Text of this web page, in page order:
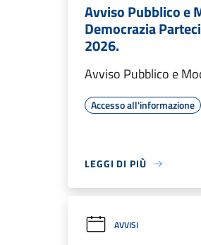
Avviso Pubblico e
Democrazia
2026.
Avviso Pubblico e
Accesso all'informazione
LEGGI DI PIÙ
AVVISI